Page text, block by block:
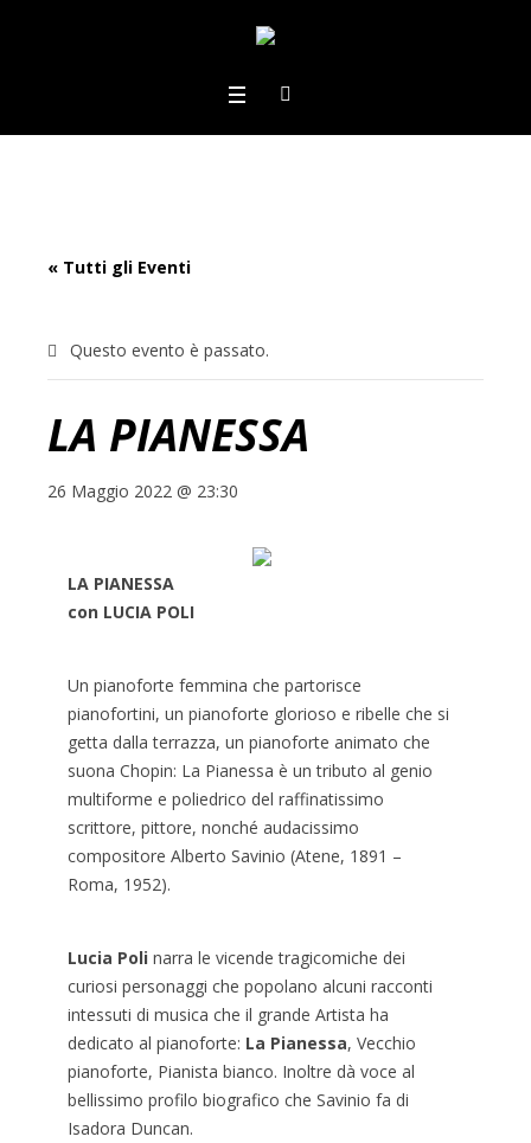
« Tutti gli Eventi
Questo evento è passato.
LA PIANESSA
26 Maggio 2022 @ 23:30
LA PIANESSA
con LUCIA POLI
Un pianoforte femmina che partorisce
pianofortini, un pianoforte glorioso e ribelle che si
getta dalla terrazza, un pianoforte animato che
suona Chopin: La Pianessa è un tributo al genio
multiforme e poliedrico del raffinatissimo
scrittore, pittore, nonché audacissimo
compositore Alberto Savinio (Atene, 1891 –
Roma, 1952).
Lucia Polinarra le vicende tragicomiche dei
curiosi personaggi che popolano alcuni racconti
intessuti di musica che il grande Artista ha
dedicato al pianoforte: La Pianessa, Vecchio
pianoforte, Pianista bianco. Inoltre dà voce al
bellissimo profilo biografico che Savinio fa di
Isadora Duncan.